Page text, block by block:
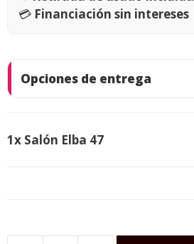
💳 Financiación sin intereses
Opciones de entrega
1x Salón Elba 47